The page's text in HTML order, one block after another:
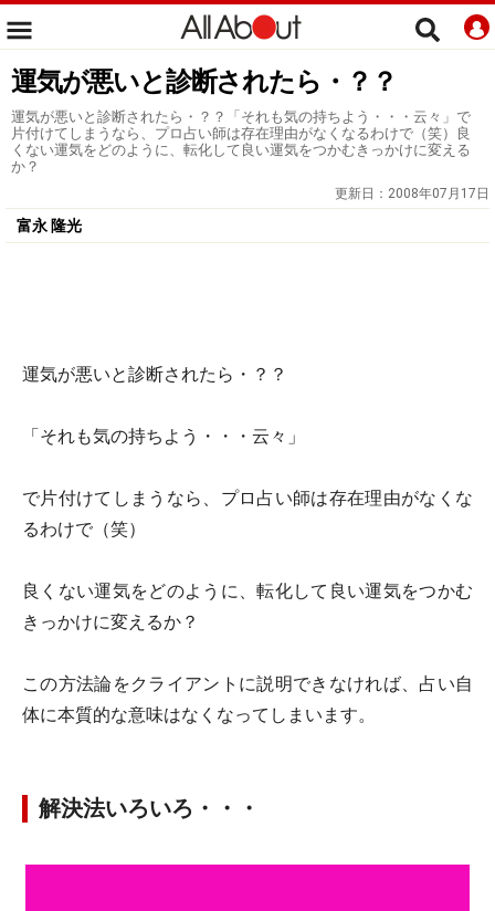
運気が悪いと診断されたら・？？
運気が悪いと診断されたら・？？「それも気の持ちよう・・・云々」で
片付けてしまうなら、プロ占い師は存在理由がなくなるわけで（笑）良
くない運気をどのように、転化して良い運気をつかむきっかけに変える
か？
更新日： 2008年07月17日
富永 隆光
運気が悪いと診断されたら・？？
「それも気の持ちよう・・・云々」
で片付けてしまうなら、プロ占い師は存在理由がなくな
るわけで（笑）
良くない運気をどのように、転化して良い運気をつかむ
きっかけに変えるか？
この方法論をクライアントに説明できなければ、占い自
体に本質的な意味はなくなってしまいます。
解決法いろいろ・・・